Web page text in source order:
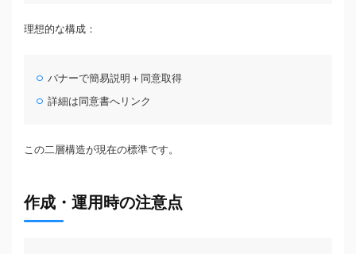
理想的な構成：
バナーで簡易説明＋同意取得
詳細は同意書へリンク
この二層構造が現在の標準です。
作成・運用時の注意点